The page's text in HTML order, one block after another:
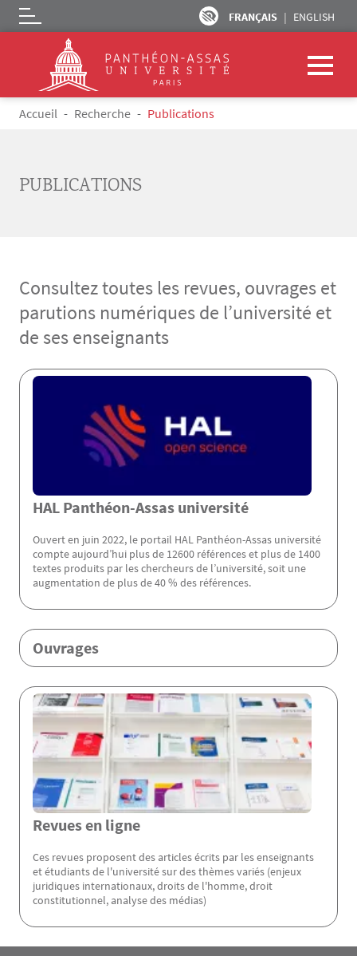
Aller au contenu principal
FRANÇAIS ENGLISH
Logo
Fil d'Ariane
Accueil Recherche Publications
PUBLICATIONS
Consultez toutes les revues, ouvrages et
parutions numériques de l’université et
de ses enseignants
Menu Assas
HAL Panthéon-Assas université
Ouvert en juin 2022, le portail HAL Panthéon-Assas université
compte aujourd’hui plus de 12600 références et plus de 1400
textes produits par les chercheurs de l’université, soit une
augmentation de plus de 40 % des références.
Ouvrages
Revues en ligne
Ces revues proposent des articles écrits par les enseignants
et étudiants de l'université sur des thèmes variés (enjeux
juridiques internationaux, droits de l'homme, droit
constitutionnel, analyse des médias)